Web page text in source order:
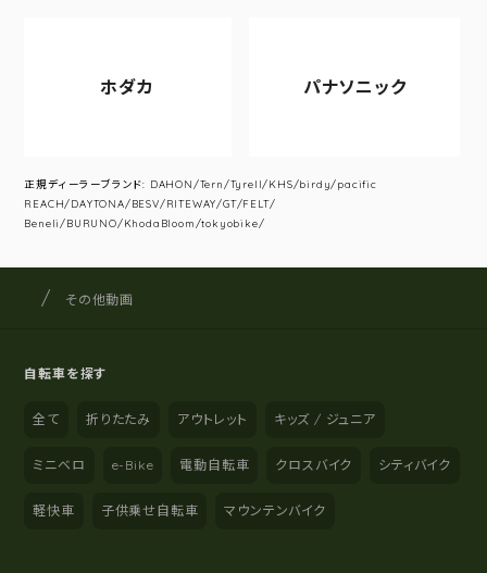
ホダカ パナソニック
正規ディーラーブランド: DAHON/Tern/Tyrell/KHS/birdy/pacific
REACH/DAYTONA/BESV/RITEWAY/GT/FELT/
Beneli/BURUNO/KhodaBloom/tokyobike/
サイト内の現在地
サイクルショップナカゴヤ
その他動画
自転車を探す
全て 折りたたみ アウトレット キッズ / ジュニア
ミニベロ e-Bike 電動自転車 クロスバイク シティバイク
軽快車 子供乗せ自転車 マウンテンバイク